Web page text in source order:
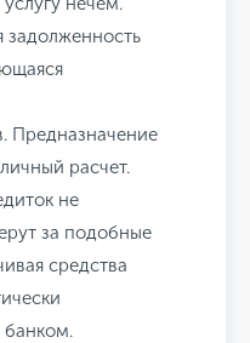
задолженность
Предназначение
расчет.
не
за подобные
средства
банком.